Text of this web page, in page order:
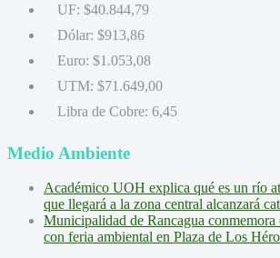
UF: $40.844,79
Dólar: $913,86
Euro: $1.053,08
UTM: $71.649,00
Libra de Cobre: 6,45
Medio Ambiente
Académico UOH explica qué es un río
que llegará a la zona central alcanzará
Municipalidad de Rancagua
con feria ambiental en Plaza de Los